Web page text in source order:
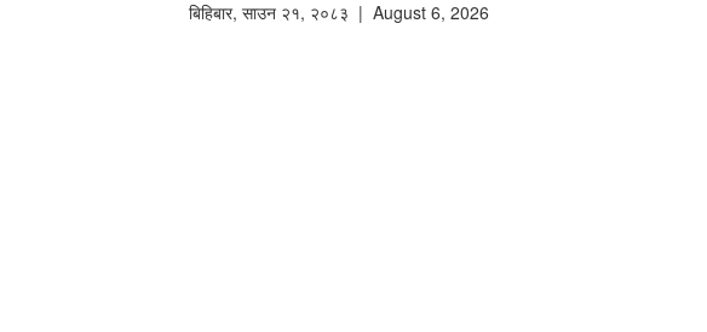
बिहिबार, साउन २१, २०८३ | August 6, 2026